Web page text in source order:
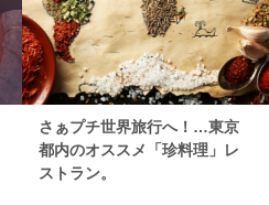
さぁプチ世界旅行へ！…東京
都内のオススメ「珍料理」レ
ストラン。